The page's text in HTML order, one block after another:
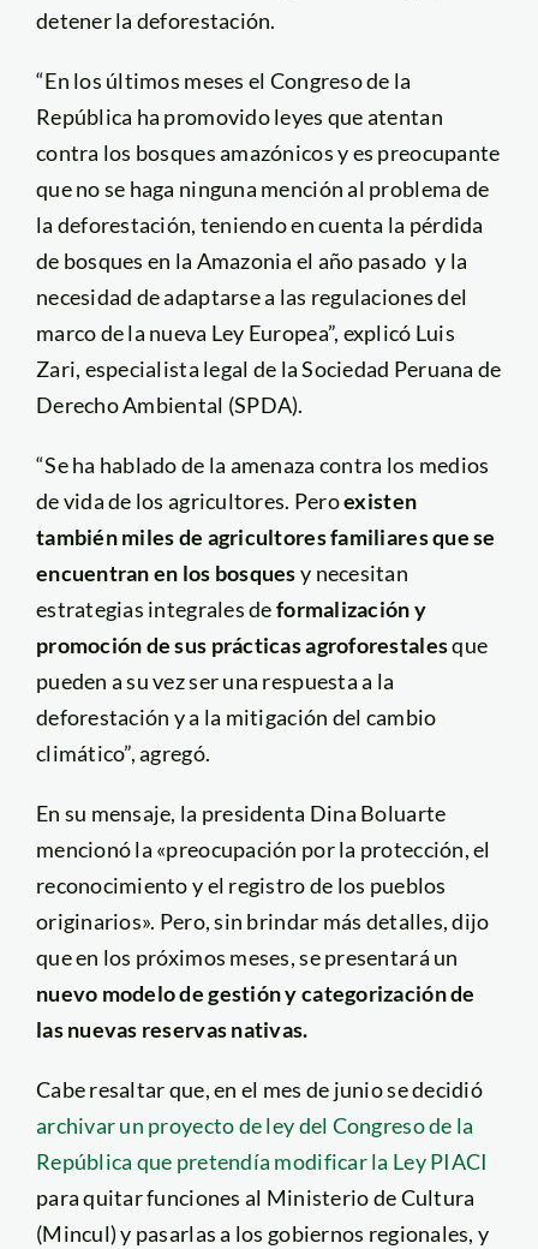
detener la deforestación.
“En los últimos meses el Congreso de la
República ha promovido leyes que atentan
contra los bosques amazónicos y es preocupante
que no se haga ninguna mención al problema de
la deforestación, teniendo en cuenta la pérdida
de bosques en la Amazonia el año pasado y la
necesidad de adaptarse a las regulaciones del
marco de la nueva Ley Europea”, explicó Luis
Zari, especialista legal de la Sociedad Peruana de
Derecho Ambiental (SPDA).
“Se ha hablado de la amenaza contra los medios
de vida de los agricultores. Peroexisten
también miles de agricultores familiares que se
encuentran en los bosquesy necesitan
estrategias integrales deformalización y
promoción de sus prácticas agroforestalesque
pueden a su vez ser una respuesta a la
deforestación y a la mitigación del cambio
climático”, agregó.
En su mensaje, la presidenta Dina Boluarte
mencionó la «preocupación por la protección, el
reconocimiento y el registro de los pueblos
originarios». Pero, sin brindar más detalles, dijo
que en los próximos meses, se presentará un
nuevo modelo de gestión y categorización de
las nuevas reservas nativas.
Cabe resaltar que, en el mes de junio se decidió
archivar un proyecto de ley del Congreso de la
República que pretendía modificar la Ley PIACI
para quitar funciones al Ministerio de Cultura
(Mincul) y pasarlas a los gobiernos regionales, y